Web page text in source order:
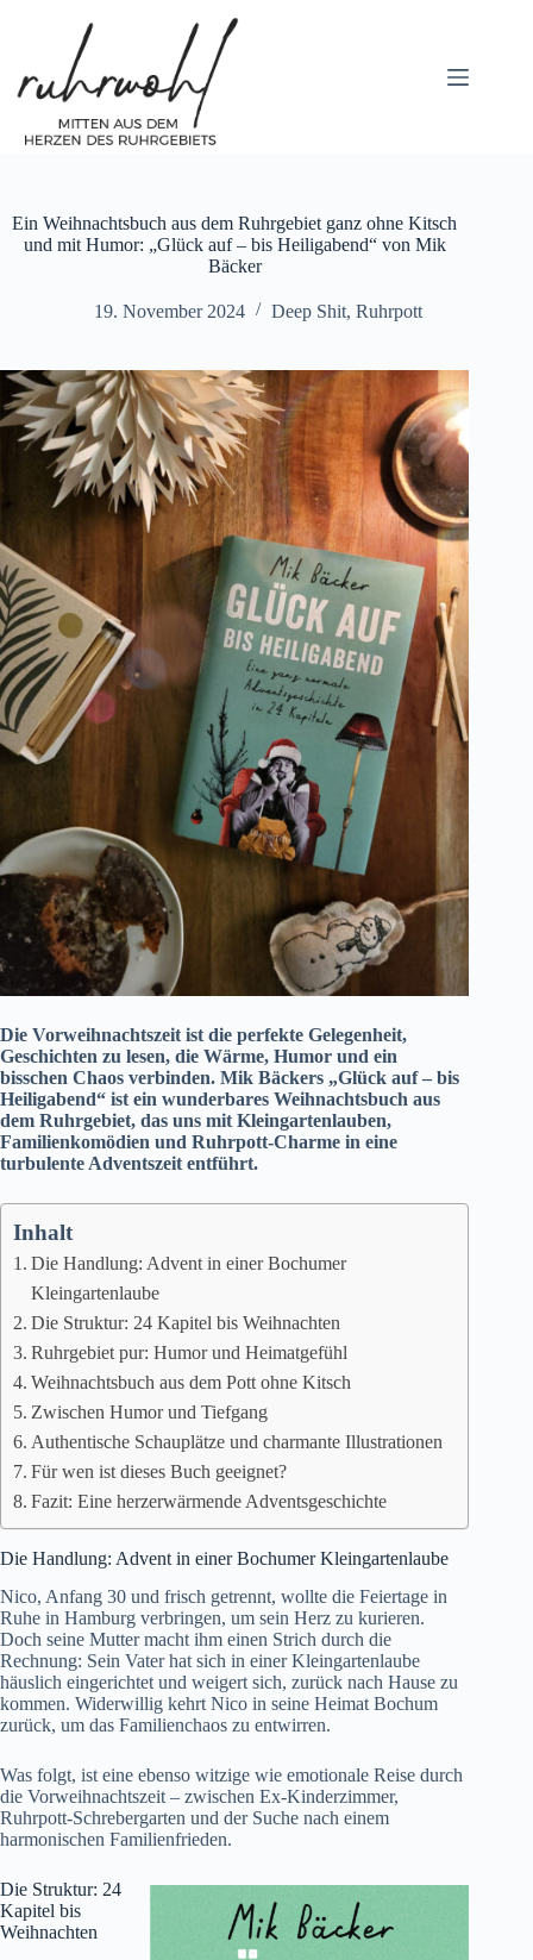
Ein Weihnachtsbuch aus dem Ruhrgebiet ganz ohne Kitsch
und mit Humor: „Glück auf – bis Heiligabend“ von Mik
Bäcker
19. November 2024 Deep Shit,Ruhrpott
Die Vorweihnachtszeit ist die perfekte Gelegenheit,
Geschichten zu lesen, die Wärme, Humor und ein
bisschen Chaos verbinden. Mik Bäckers „Glück auf – bis
Heiligabend“ ist ein wunderbares Weihnachtsbuch aus
dem Ruhrgebiet, das uns mit Kleingartenlauben,
Familienkomödien und Ruhrpott-Charme in eine
turbulente Adventszeit entführt.
Inhalt
Die Handlung: Advent in einer Bochumer
Kleingartenlaube
Die Struktur: 24 Kapitel bis Weihnachten
Ruhrgebiet pur: Humor und Heimatgefühl
Weihnachtsbuch aus dem Pott ohne Kitsch
Zwischen Humor und Tiefgang
Authentische Schauplätze und charmante Illustrationen
Für wen ist dieses Buch geeignet?
Fazit: Eine herzerwärmende Adventsgeschichte
Die Handlung: Advent in einer Bochumer Kleingartenlaube
Nico, Anfang 30 und frisch getrennt, wollte die Feiertage in
Ruhe in Hamburg verbringen, um sein Herz zu kurieren.
Doch seine Mutter macht ihm einen Strich durch die
Rechnung: Sein Vater hat sich in einer Kleingartenlaube
häuslich eingerichtet und weigert sich, zurück nach Hause zu
kommen. Widerwillig kehrt Nico in seine Heimat Bochum
zurück, um das Familienchaos zu entwirren.
Was folgt, ist eine ebenso witzige wie emotionale Reise durch
die Vorweihnachtszeit – zwischen Ex-Kinderzimmer,
Ruhrpott-Schrebergarten und der Suche nach einem
harmonischen Familienfrieden.
Die Struktur: 24
Kapitel bis
Weihnachten